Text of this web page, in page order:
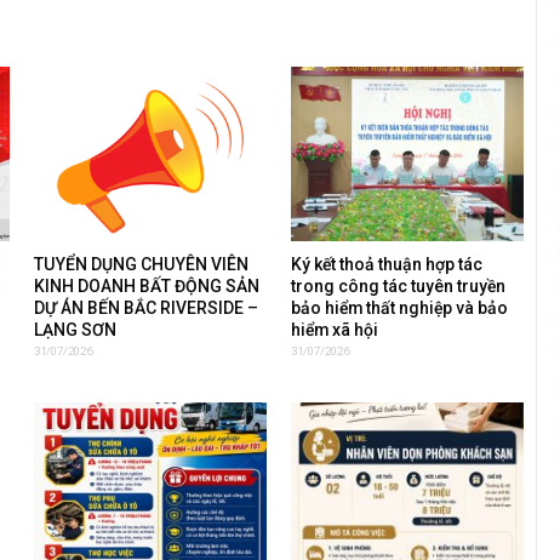
TUYỂN DỤNG CHUYÊN VIÊN
KINH DOANH BẤT ĐỘNG SẢN
DỰ ÁN BẾN BẮC RIVERSIDE –
LẠNG SƠN
31/07/2026
Ký kết thoả thuận hợp tác
trong công tác tuyên truyền
bảo hiểm thất nghiệp và bảo
hiểm xã hội
31/07/2026